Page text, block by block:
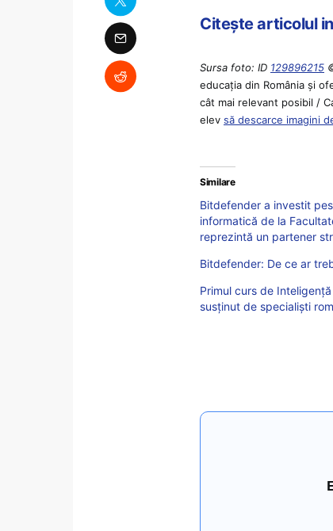
Citește articolul
Sursa foto: ID 129896215
educaţia din România şi
cât mai relevant posibil /
elev să descarce imagini
Similare
Bitdefender a investit
informatică de la
reprezintă un partener
Bitdefender: De ce ar
Primul curs de
susținut de specialiști